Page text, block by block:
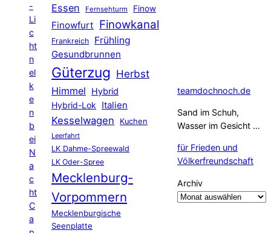
-
Li
c
ht
n
el
k
e
n
b
ei
N
a
c
ht
C
a
Essen Fernsehturm Finow
Finowfurt Finowkanal
Frankreich Frühling
Gesundbrunnen
Güterzug Herbst
Himmel
Hybrid
Hybrid-Lok Italien
Kesselwagen Kuchen
Leerfahrt
LK Dahme-Spreewald
LK Oder-Spree
Mecklenburg-
Vorpommern
Mecklenburgische
Seenplatte
teamdochnoch.de
Sand im Schuh,
Wasser im Gesicht …
für Frieden und
Völkerfreundschaft
Archiv